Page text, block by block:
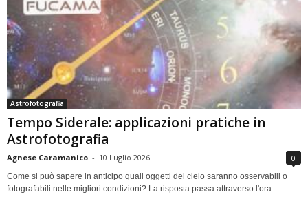
Astrofotografia
Tempo Siderale: applicazioni pratiche in
Astrofotografia
Agnese Caramanico - 10 Luglio 2026 0
Come si può sapere in anticipo quali oggetti del cielo saranno osservabili o
fotografabili nelle migliori condizioni? La risposta passa attraverso l'ora